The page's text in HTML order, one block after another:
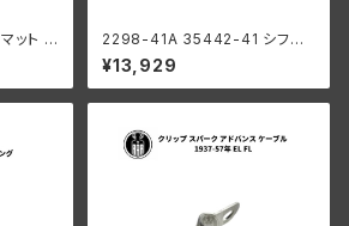
ット 3
ッケル
2298-41A 35442-41 シフト
クラッチ ロー リバース用 ハー
レーダビッドソン 1941-73年
WL G
¥13,929